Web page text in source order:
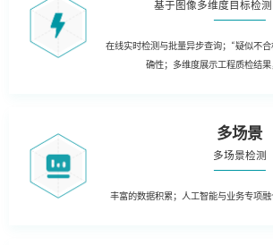
基于图像多维度目标检
在线实时检测与批量异步查询；“疑似不
确性；多维度展示工程质检结
多场景
多场景检测
丰富的数据积累；人工智能与业务专项